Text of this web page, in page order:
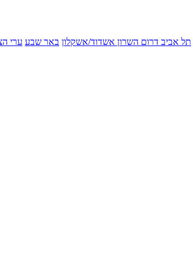
תל אביב דרום השרון אשדוד/אשקלון באר שבע ערי